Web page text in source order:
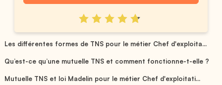
Les différentes formes de TNS pour le métier Chef d'exploita...
Qu’est-ce qu’une mutuelle TNS et comment fonctionne-t-elle ?
Mutuelle TNS et loi Madelin pour le métier Chef d'exploitati...